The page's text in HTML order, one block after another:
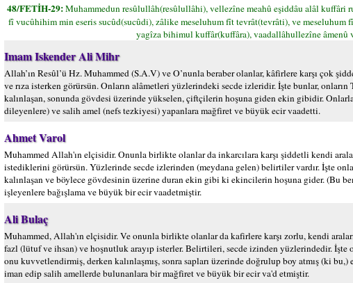
48/FETİH-29:Muhammedun resûlullâh(resûlullâhi), vellezîne meahû eşiddâu alâl kuffâri
fî vucûhihim min eseris sucûd(sucûdi), zâlike meseluhum fît tevrât(tevrâti), ve meseluhum
yagîza bihimul kuffâr(kuffâra), vaadallâhullezîne âmenû
Imam Iskender Ali Mihr
Allah’ın Resûl’ü Hz. Muhammed (S.A.V) ve O’nunla beraber olanlar, kâfirlere karşı çok
ve rıza isterken görürsün. Onların alâmetleri yüzlerindeki secde izleridir. İşte bunlar,
kalınlaşan, sonunda gövdesi üzerinde yükselen, çiftçilerin hoşuna giden ekin gibidir.
dileyenlere) ve salih amel (nefs tezkiyesi) yapanlara mağfiret ve büyük ecir vaadetti.
Ahmet Varol
Muhammed Allah'ın elçisidir. Onunla birlikte olanlar da inkarcılara karşı şiddetli kendi
istediklerini görürsün. Yüzlerinde secde izlerinden (meydana gelen) belirtiler vardır. İşte
kalınlaşan ve böylece gövdesinin üzerine duran ekin gibi ki ekincilerin hoşuna gider. (Bu
işleyenlere bağışlama ve büyük bir ecir vaadetmiştir.
Ali Bulaç
Muhammed, Allah'ın elçisidir. Ve onunla birlikte olanlar da kafirlere karşı zorlu, kendi
fazl (lütuf ve ihsan) ve hoşnutluk arayıp isterler. Belirtileri, secde izinden yüzlerindedir. İşte
onu kuvvetlendirmiş, derken kalınlaşmış, sonra sapları üzerinde doğrulup boy atmış (ki
iman edip salih amellerde bulunanlara bir mağfiret ve büyük bir ecir va'd etmiştir.